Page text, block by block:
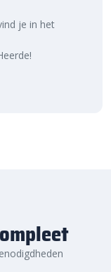
je in het